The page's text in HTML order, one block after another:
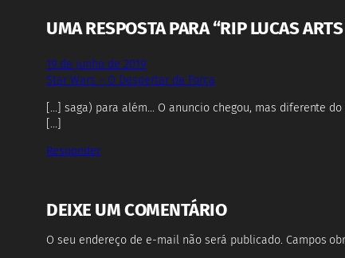
UMA RESPOSTA PARA “RIP LUCAS
19 de junho de 2019
Star Wars – O Despertar da Força
[…] saga) para além… O anuncio chegou, mas diferente
[…]
Responder
DEIXE UM COMENTÁRIO
O seu endereço de e-mail não será publicado. Campos